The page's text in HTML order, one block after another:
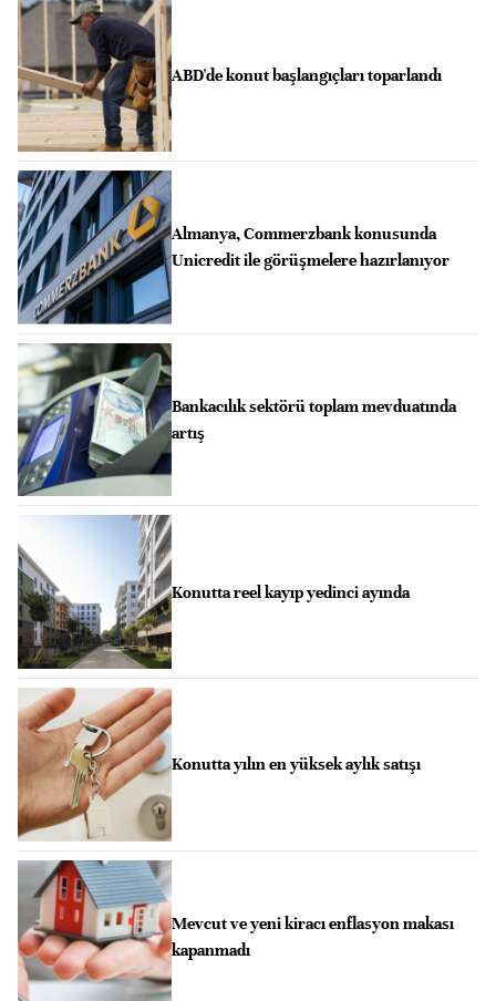
ABD'de konut başlangıçları toparlandı
Almanya, Commerzbank konusunda
Unicredit ile görüşmelere hazırlanıyor
Bankacılık sektörü toplam mevduatında
artış
Konutta reel kayıp yedinci ayında
Konutta yılın en yüksek aylık satışı
Mevcut ve yeni kiracı enflasyon makası
kapanmadı